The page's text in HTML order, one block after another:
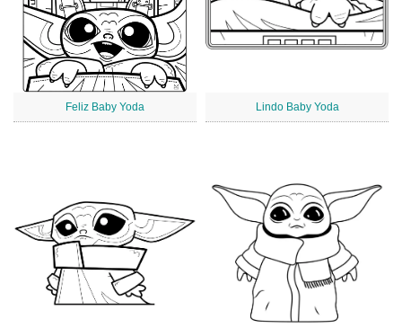
Feliz Baby Yoda Lindo Baby Yoda